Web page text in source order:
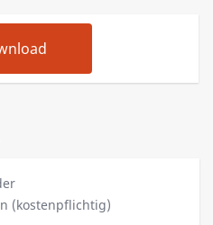
(kostenpflichtig)